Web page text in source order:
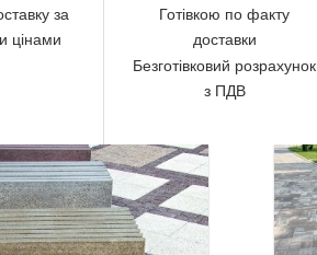
за
цінами
Готівкою по факту
доставки
Безготівковий розрахунок
з ПДВ